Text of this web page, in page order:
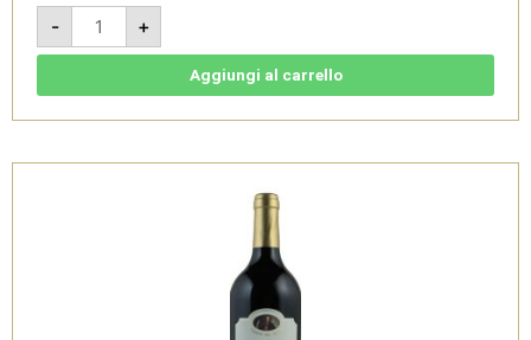
-
La
Stipula
-
Spumante
-
Notaio
+
Aggiungi al carrello